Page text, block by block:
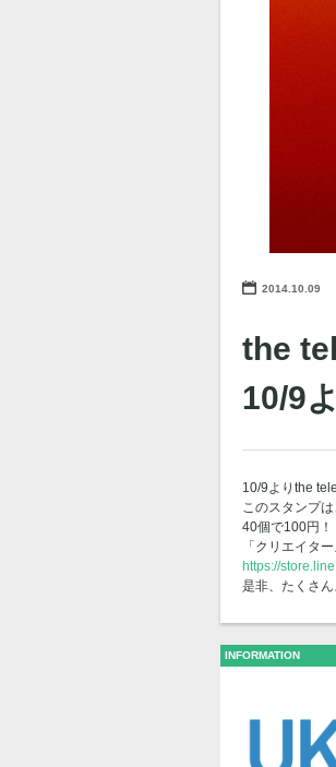
2014.10.09
the
10/9
10/9よりthe
このスタンプ
40個で100円！
「クリエイタ
https://
是非、たくさ
INFORMATION